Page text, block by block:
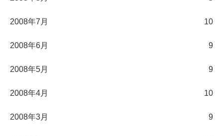
2008年7月 10
2008年6月 9
2008年5月 9
2008年4月 10
2008年3月 9